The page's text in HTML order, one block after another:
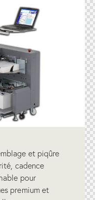
et piqûre
cadence
pour
premium et